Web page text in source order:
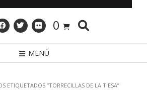
0
MENÚ
ETIQUETADOS “TORRECILLAS DE LA TIESA”